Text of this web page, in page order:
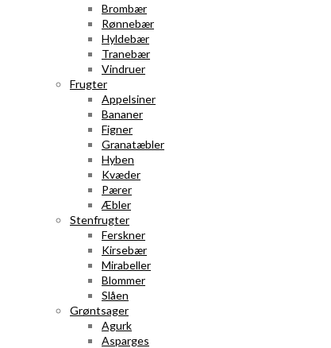
Brombær
Rønnebær
Hyldebær
Tranebær
Vindruer
Frugter
Appelsiner
Bananer
Figner
Granatæbler
Hyben
Kvæder
Pærer
Æbler
Stenfrugter
Ferskner
Kirsebær
Mirabeller
Blommer
Slåen
Grøntsager
Agurk
Asparges